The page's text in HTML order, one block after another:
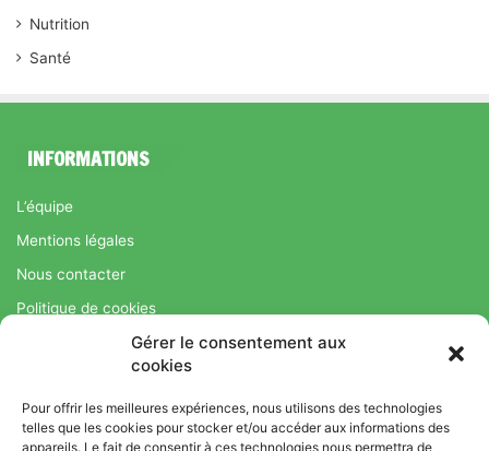
Gérer le consentement aux
cookies
Pour offrir les meilleures expériences, nous utilisons des technologies
telles que les cookies pour stocker et/ou accéder aux informations des
appareils. Le fait de consentir à ces technologies nous permettra de
Nutrition
Santé
INFORMATIONS
L’équipe
Mentions légales
Nous contacter
Politique de cookies
Régime Savoir Maigrir.fr : La méthode Jean-Michel Cohen pour
une perte de poids durable